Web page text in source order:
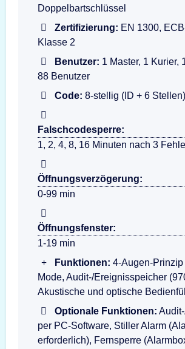
Doppelbartschlüssel
Zertifizierung: EN 1300,
Klasse 2
Benutzer: 1 Master, 1 Kurier,
88 Benutzer
Code: 8-stellig (ID + 6 Stellen)
Falschcodesperre:
1, 2, 4, 8, 16 Minuten nach 3
Öffnungsverzögerung:
0-99 min
Öffnungsfenster:
1-19 min
Funktionen: 4-Augen-Prinzip
Mode, Audit-/Ereignisspeicher
Akustische und optische
Optionale Funktionen:
per PC-Software, Stiller Alarm
erforderlich), Fernsperre